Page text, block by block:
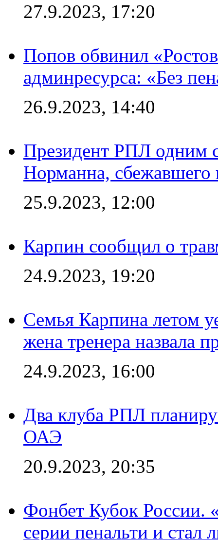
27.9.2023, 17:20
Попов обвинил
админресурса: «Без
26.9.2023, 14:40
Президент РПЛ одним
Норманна, сбежавшего
25.9.2023, 12:00
Карпин сообщил о
24.9.2023, 19:20
Семья Карпина летом
жена тренера назвала
24.9.2023, 16:00
Два клуба РПЛ
ОАЭ
20.9.2023, 20:35
Фонбет Кубок России.
серии пенальти и стал